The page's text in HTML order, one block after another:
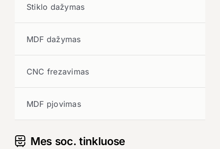
Stiklo dažymas
MDF dažymas
CNC frezavimas
MDF pjovimas
Mes soc. tinkluose